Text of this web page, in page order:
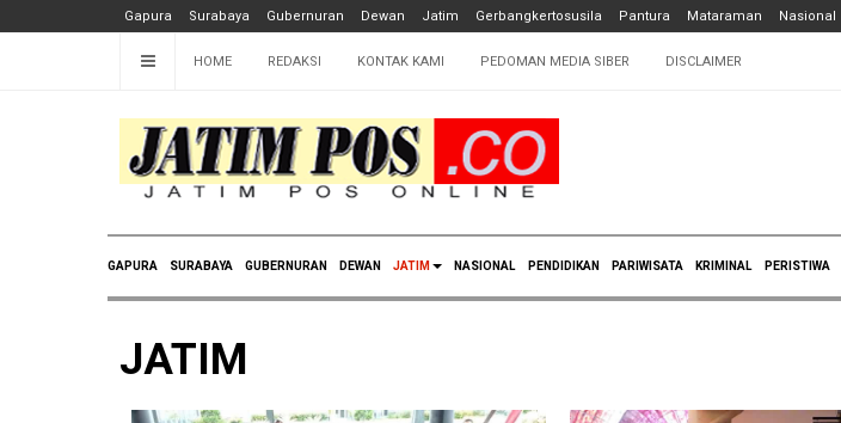
Gapura Surabaya Gubernuran Dewan Jatim Gerbangkertosusila Pantura Mataraman Nasional
HOME REDAKSI KONTAK KAMI PEDOMAN MEDIA SIBER DISCLAIMER
GAPURA SURABAYA GUBERNURAN DEWAN JATIM NASIONAL PENDIDIKAN PARIWISATA KRIMINAL PERISTIWA
JATIM